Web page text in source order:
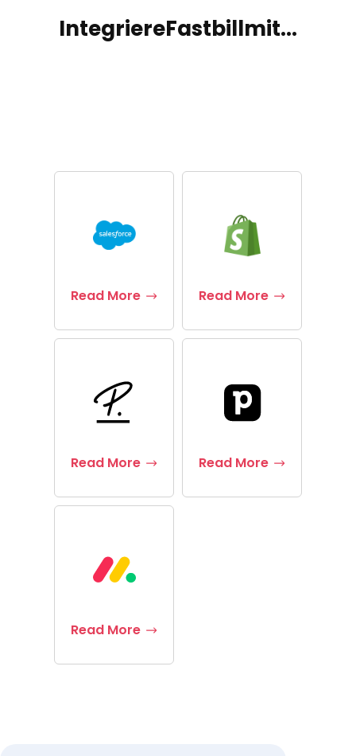
IntegriereFastbillmit...
Read More Read More
Read More Read More
Read More